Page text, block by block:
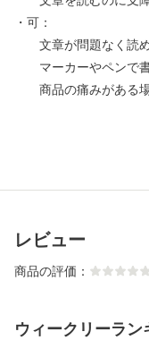
・可：
文章が問題なく読め
マーカーやペンで書
商品の痛みがある場
レビュー
商品の評価：
ウィークリーラン